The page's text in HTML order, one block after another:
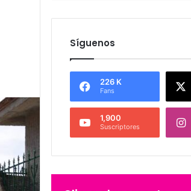
Síguenos
226 K
Fans
1,900
Suscriptores